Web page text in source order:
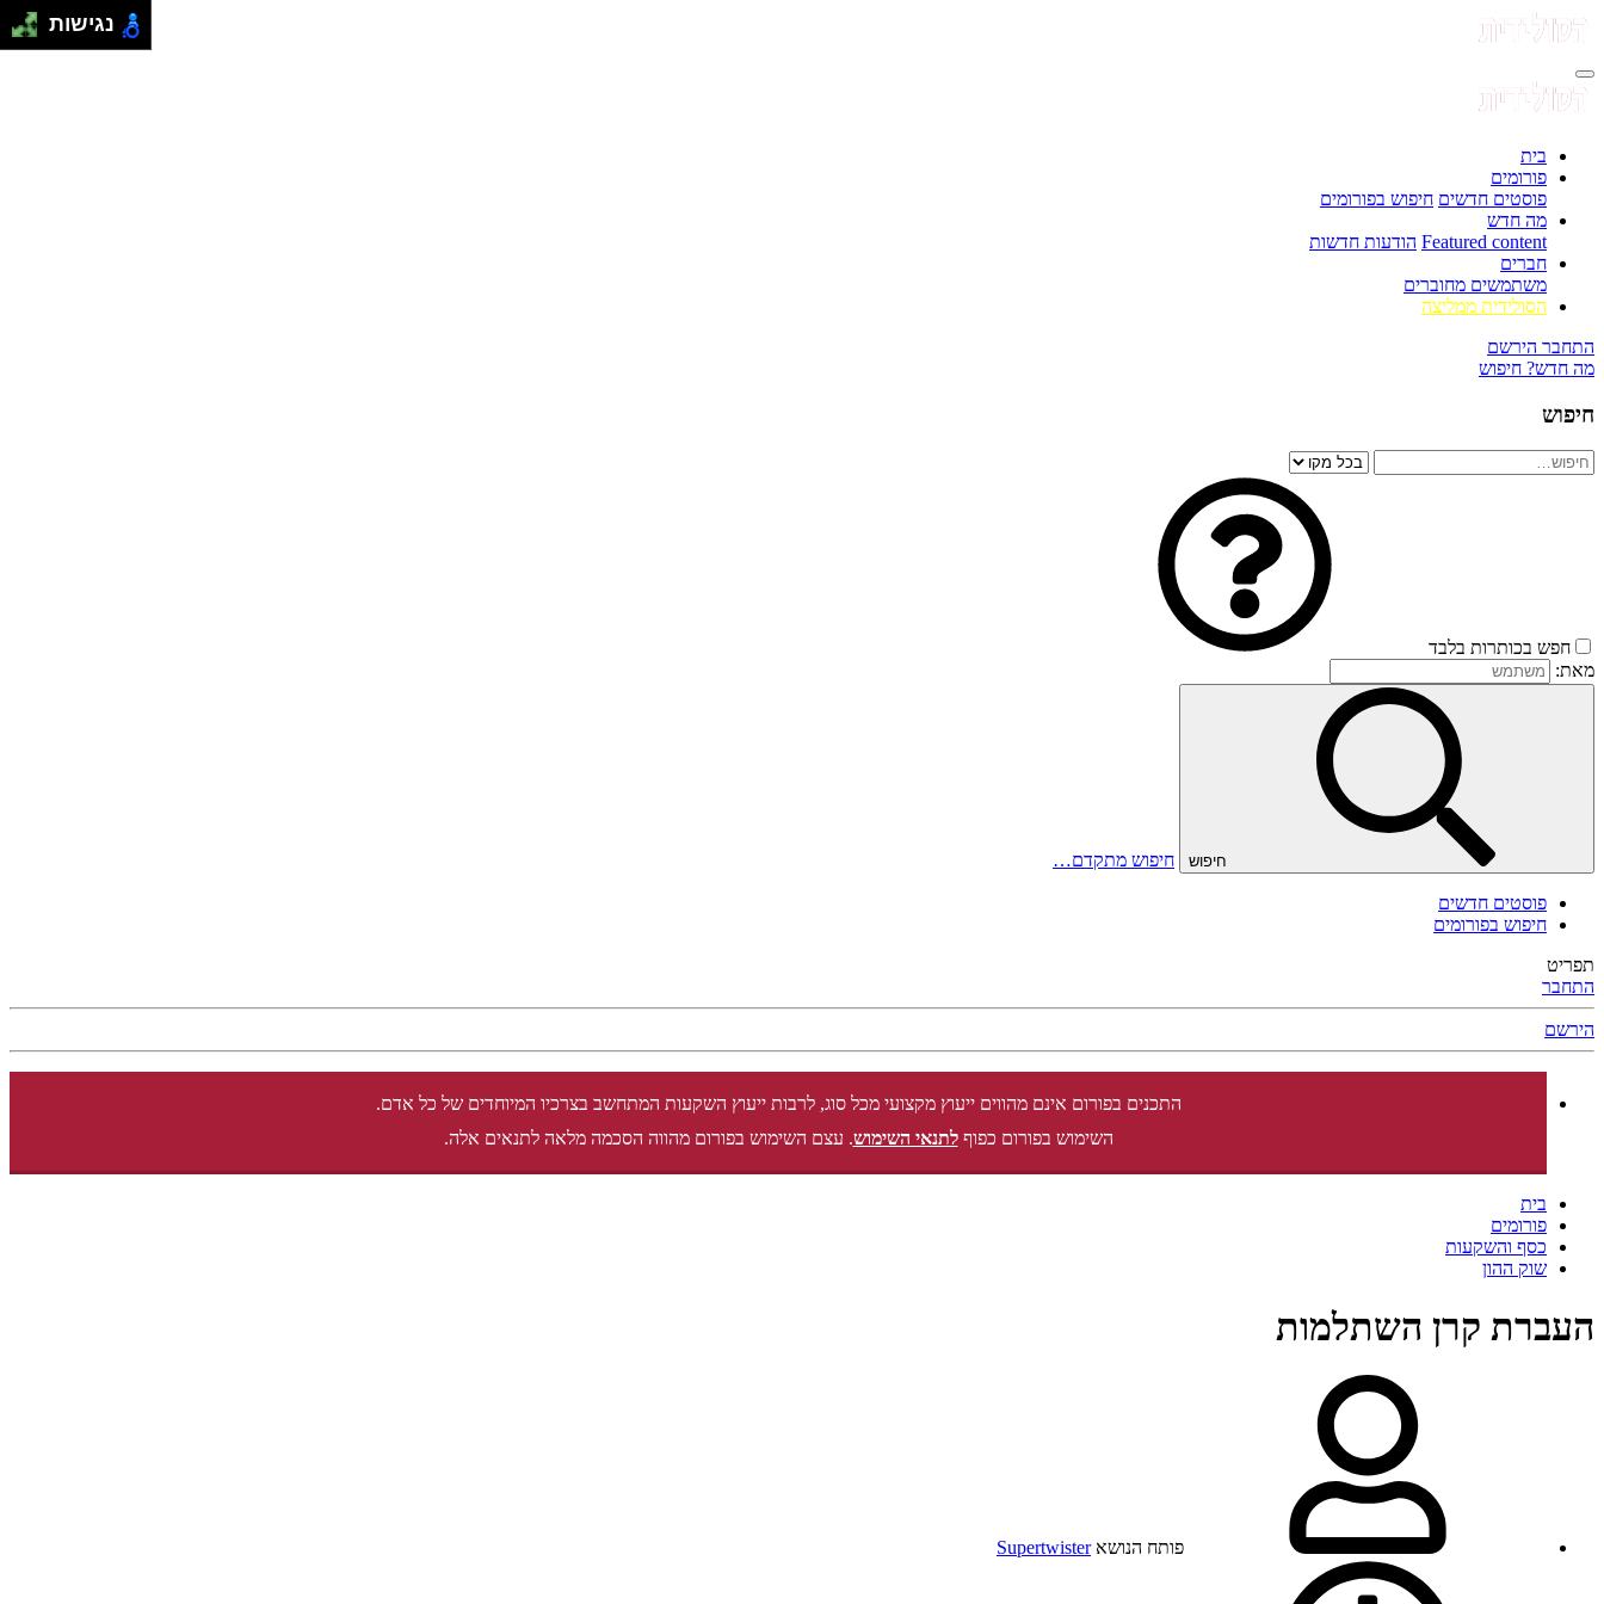
בית
פורומים
פוסטים חדשים חיפוש בפורומים
מה חדש
Featured content הודעות חדשות
חברים
משתמשים מחוברים
הסולידית ממליצה
התחבר הירשם
מה חדש? חיפוש
חיפוש
חפש בכותרות בלבד
מאת:
חיפוש חיפוש מתקדם…
פוסטים חדשים
חיפוש בפורומים
תפריט
התחבר
הירשם
התכנים בפורום אינם מהווים ייעוץ מקצועי מכל סוג, לרבות ייעוץ השקעות המתחשב בצרכיו המיוחדים של כל אדם.
השימוש בפורום כפוףלתנאי השימוש. עצם השימוש בפורום מהווה הסכמה מלאה לתנאים אלה.
בית
פורומים
כסף והשקעות
שוק ההון
העברת קרן השתלמות
פותח הנושא Supertwister
נגישות